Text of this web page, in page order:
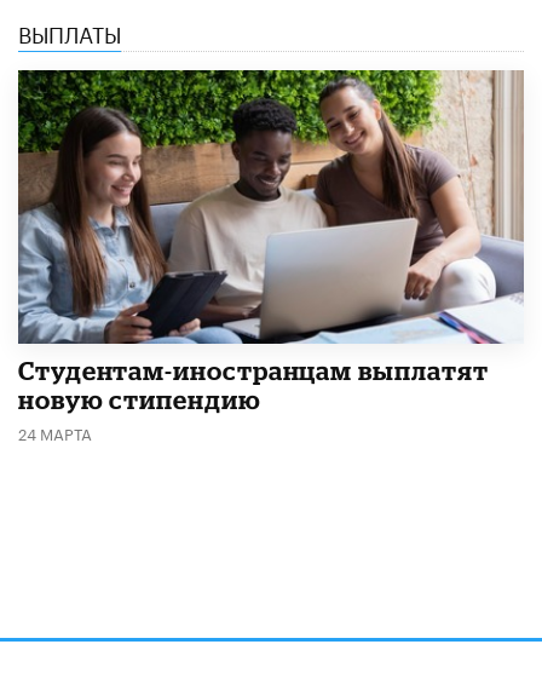
ВЫПЛАТЫ
Студентам-иностранцам выплатят
новую стипендию
24 МАРТА